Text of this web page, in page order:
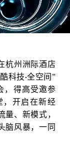
杭州洲际酒店
酷科技·全空间 ”
得高受邀参
，开启在新经
、新模式，
脑风暴，一同